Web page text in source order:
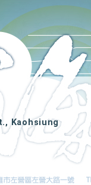
Kaohsiung